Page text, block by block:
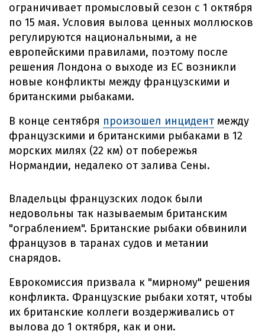
ограничивает промысловый сезон с 1 октября
по 15 мая. Условия вылова ценных моллюсков
регулируются национальными, а не
европейскими правилами, поэтому после
решения Лондона о выходе из ЕС возникли
новые конфликты между французскими и
британскими рыбаками.
В конце сентября произошел инцидент между
французскими и британскими рыбаками в 12
морских милях (22 км) от побережья
Нормандии, недалеко от залива Сены.
Владельцы французских лодок были
недовольны так называемым британским
"ограблением". Британские рыбаки обвинили
французов в таранах судов и метании
снарядов.
Еврокомиссия призвала к "мирному" решения
конфликта. Французские рыбаки хотят, чтобы
их британские коллеги воздерживались от
вылова до 1 октября, как и они.